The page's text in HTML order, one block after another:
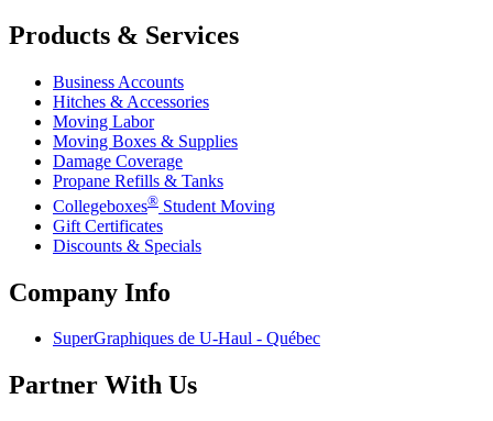
Products & Services
Business Accounts
Hitches & Accessories
Moving Labor
Moving Boxes & Supplies
Damage Coverage
Propane Refills & Tanks
Collegeboxes® Student Moving
Gift Certificates
Discounts & Specials
Company Info
SuperGraphiques de U-Haul - Québec
Partner With Us